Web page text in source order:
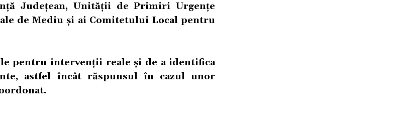
Județean, Unității de Primiri Urgențe
de Mediu și ai Comitetului Local pentru
pentru intervenții reale și de a identifica
astfel încât răspunsul în cazul unor